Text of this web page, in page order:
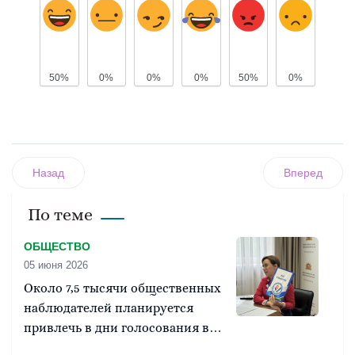
50% 0% 0% 0% 50% 0%
Назад Вперед
По теме
ОБЩЕСТВО
05 июня 2026
Около 7,5 тысячи общественных
наблюдателей планируется
привлечь в дни голосования в